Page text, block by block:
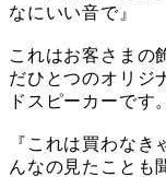
なにいい音で』
これはお客さまの
だひとつのオリジ
ドスピーカーです。
『これは買わな
んなの見たことも